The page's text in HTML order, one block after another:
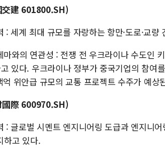
交建 601800.SH)
세계 최대 규모를 자랑하는 항만·도로·교량
와의 연관성 : 전쟁 전 우크라이나 수도인
있다. 우크라이나 정부가 중국기업의 참여
위안급 규모의 교통 프로젝트 수주가 예상
國際 600970.SH)
글로벌 시멘트 엔지니어링 도급과 엔지니
하고 있다.